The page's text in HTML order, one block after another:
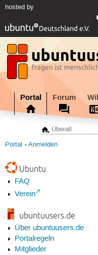
hosted by
Portal Forum
Portal Anmelden
Ubuntu
FAQ
Verein
ubuntuusers.de
Über ubuntuusers.de
Portalregeln
Mitglieder